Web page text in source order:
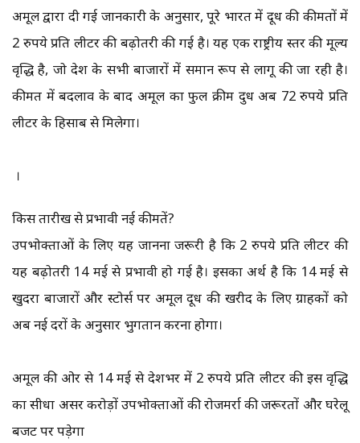
अमूल द्वारा दी गई जानकारी के अनुसार, पूरे भारत में दूध की कीमतों में
2 रुपये प्रति लीटर की बढ़ोतरी की गई है। यह एक राष्ट्रीय स्तर की मूल्य
वृद्धि है, जो देश के सभी बाजारों में समान रूप से लागू की जा रही है।
कीमत में बदलाव के बाद अमूल का फुल क्रीम दुध अब 72 रुपये प्रति
लीटर के हिसाब से मिलेगा।
।
किस तारीख से प्रभावी नई कीमतें?
उपभोक्ताओं के लिए यह जानना जरूरी है कि 2 रुपये प्रति लीटर की
यह बढ़ोतरी 14 मई से प्रभावी हो गई है। इसका अर्थ है कि 14 मई से
खुदरा बाजारों और स्टोर्स पर अमूल दूध की खरीद के लिए ग्राहकों को
अब नई दरों के अनुसार भुगतान करना होगा।
अमूल की ओर से 14 मई से देशभर में 2 रुपये प्रति लीटर की इस वृद्धि
का सीधा असर करोड़ों उपभोक्ताओं की रोजमर्रा की जरूरतों और घरेलू
बजट पर पड़ेगा